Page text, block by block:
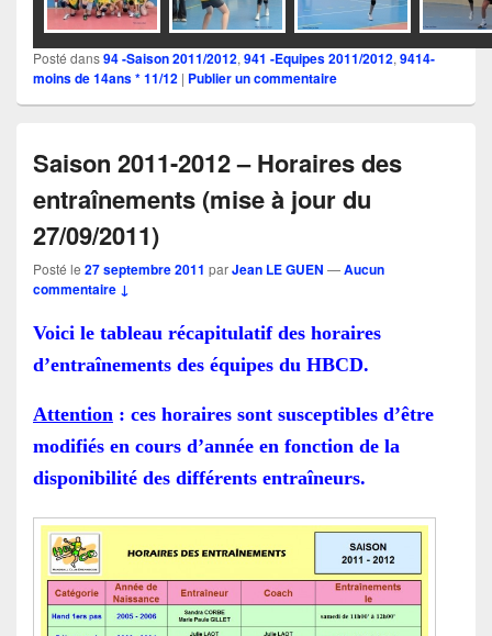
Posté dans94 -Saison 2011/2012, 941 -Equipes 2011/2012, 9414-
moins de 14ans * 11/12 | Publier un commentaire
Saison 2011-2012 – Horaires des
entraînements (mise à jour du
27/09/2011)
Posté le 27 septembre 2011 parJean LE GUEN —Aucun
commentaire ↓
Voici le tableau récapitulatif des horaires
d’entraînements des équipes du HBCD.
Attention : ces horaires sont susceptibles d’être
modifiés en cours d’année en fonction de la
disponibilité des différents entraîneurs.